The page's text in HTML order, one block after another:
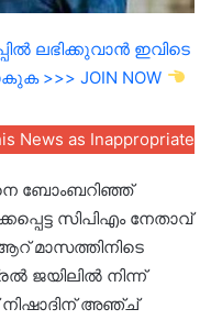
ലഭിക്കുവാൻ ഇവിടെ
>>> JOIN NOW
News as Inappropriate
ബോംബറിഞ്ഞ്
സിപിഎം നേതാവ്
മാസത്തിനിടെ
ജയിലിൽ നിന്ന്
നിഷാദിന് അഞ്ച്